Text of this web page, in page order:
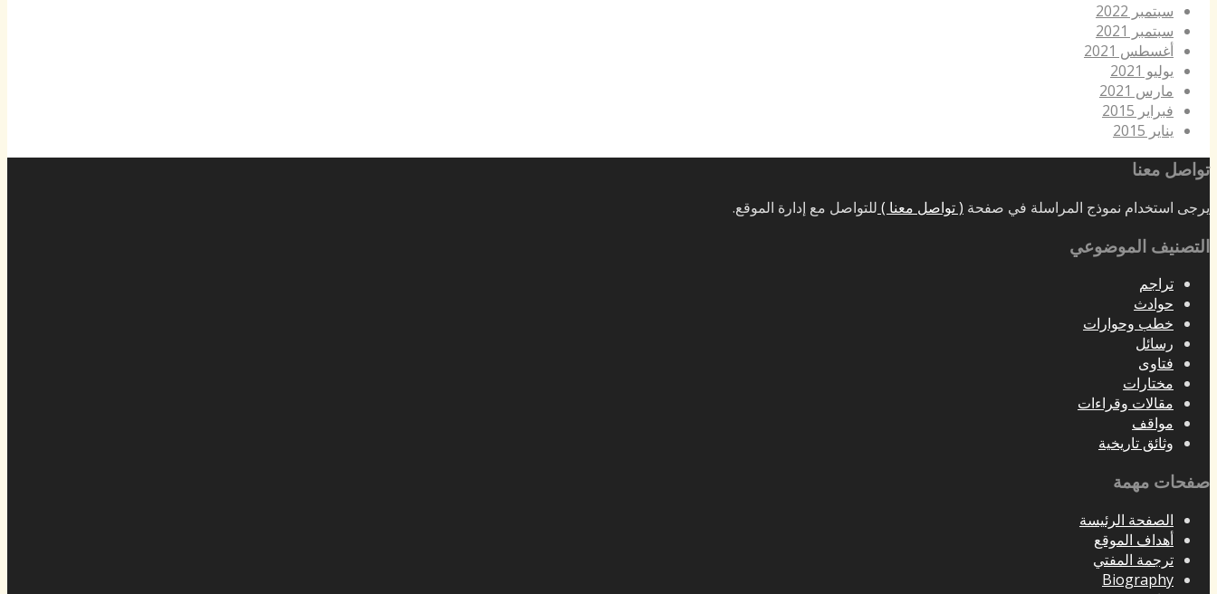
سبتمبر 2022
سبتمبر 2021
أغسطس 2021
يوليو 2021
مارس 2021
فبراير 2015
يناير 2015
تواصل معنا
يرجى استخدام نموذج المراسلة في صفحة ( تواصل معنا ) للتواصل مع إدارة الموقع.
التصنيف الموضوعي
تراجم
حوادث
خطب وحوارات
رسائل
فتاوى
مختارات
مقالات وقراءات
مواقف
وثائق تاريخية
صفحات مهمة
الصفحة الرئيسة
أهداف الموقع
ترجمة المفتي
Biography